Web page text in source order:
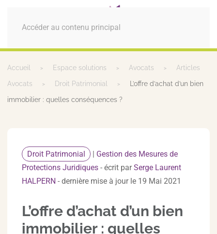
Accéder au contenu principal
MENU
Accueil Espace solutions Avocats Articles
Avocats Droit Patrimonial L’offre d’achat d’un bien
immobilier : quelles conséquences ?
Droit Patrimonial | Gestion des Mesures de
Protections Juridiques - écrit parSerge Laurent
HALPERN - dernière mise à jour le 19 Mai 2021
L’offre d’achat d’un bien
immobilier : quelles